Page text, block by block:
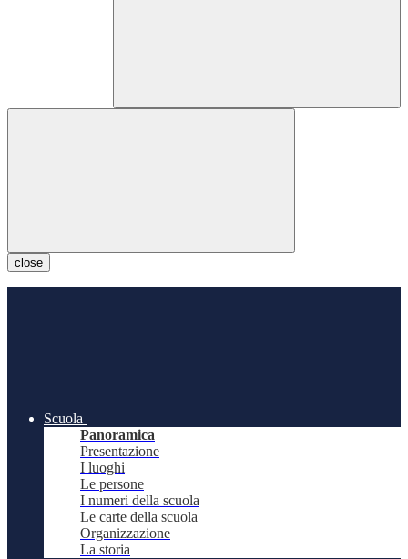
close
Scuola
Panoramica
Presentazione
I luoghi
Le persone
I numeri della scuola
Le carte della scuola
Organizzazione
La storia